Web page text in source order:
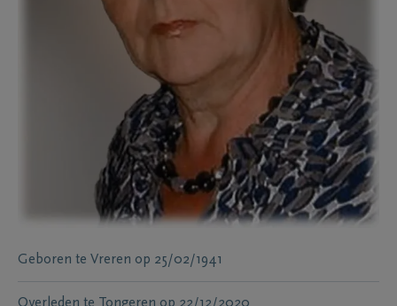
Geboren te Vreren op 25/02/1941